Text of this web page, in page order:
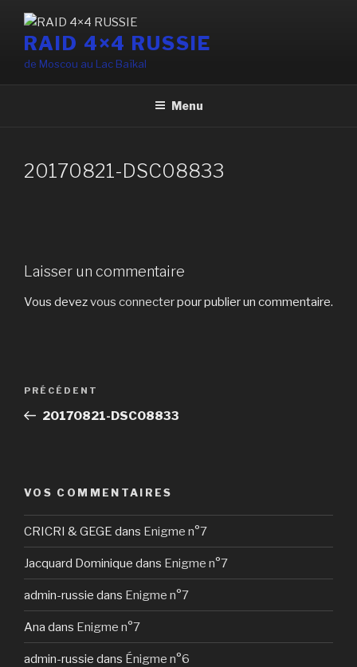
contenu
principal
RAID 4×4 RUSSIE
de Moscou au Lac Baïkal
Menu
20170821-DSC08833
Laisser un commentaire
Vous devezvous connecterpour publier un commentaire.
Navigation
l’article
Article
précédent
PRÉCÉDENT
20170821-DSC08833
VOS COMMENTAIRES
CRICRI & GEGE dans Enigme n°7
Jacquard Dominique dans Enigme n°7
admin-russie dans Enigme n°7
Ana dans Enigme n°7
admin-russie dans Énigme n°6